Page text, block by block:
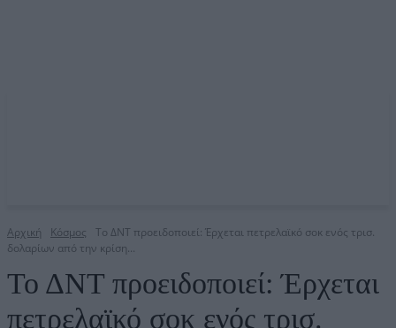
Αρχική Κόσμος
Το ΔΝΤ προειδοποιεί: Έρχεται πετρελαϊκό σοκ ενός τρισ.
δολαρίων από την κρίση...
Το ΔΝΤ προειδοποιεί: Έρχεται
πετρελαϊκό σοκ ενός τρισ.